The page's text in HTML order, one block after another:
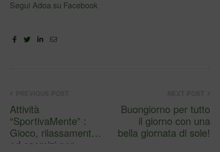
Segui Adoa su Facebook
FacebookTwitterLinkedin
Email
Attività
“SportivaMente” :
Gioco, rilassamento
ed esercizi per
Buongiorno per tutto
il giorno con una
bella giornata di sole!